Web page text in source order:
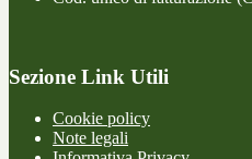
Sezione Link Utili
Cookie policy
Note legali